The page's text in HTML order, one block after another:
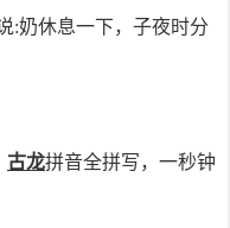
:奶休息一下，子夜时分
古龙拼音全拼写，一秒钟